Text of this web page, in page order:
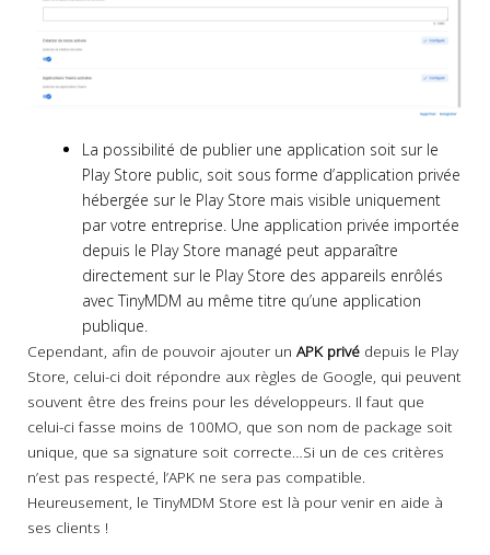
La possibilité de publier une application soit sur le
Play Store public, soit sous forme d’application privée
hébergée sur le Play Store mais visible uniquement
par votre entreprise. Une application privée importée
depuis le Play Store managé peut apparaître
directement sur le Play Store des appareils enrôlés
avec TinyMDM au même titre qu’une application
publique.
Cependant, afin de pouvoir ajouter un APK privé depuis le Play
Store, celui-ci doit répondre aux règles de Google, qui peuvent
souvent être des freins pour les développeurs. Il faut que
celui-ci fasse moins de 100MO, que son nom de package soit
unique, que sa signature soit correcte…Si un de ces critères
n’est pas respecté, l’APK ne sera pas compatible.
Heureusement, le TinyMDM Store est là pour venir en aide à
ses clients !